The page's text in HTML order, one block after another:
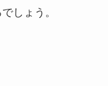
しょう。